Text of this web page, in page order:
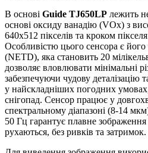
В основі Guide TJ650LP лежить
основі оксиду ванадію (VOx) з
640x512 пікселів та кроком
Особливістю цього сенсора є його
(NETD), яка становить 20
дозволяє вловлювати мінімальні
забезпечуючи чудову деталізацію
у найскладніших погодних
снігопад. Сенсор працює у
спектральному діапазоні (8-14
50 Гц гарантує плавне зображення
рухаються, без ривків та затримок.